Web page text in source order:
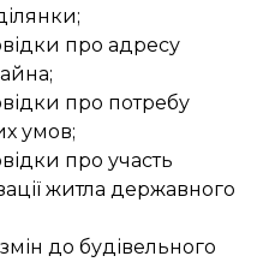
про адресу
про потребу
умов;
про участь
житла державного
до будівельного